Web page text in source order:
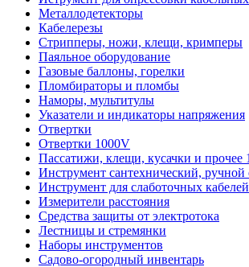
Металлодетекторы
Кабелерезы
Стрипперы, ножи, клещи, кримперы
Паяльное оборудование
Газовые баллоны, горелки
Пломбираторы и пломбы
Наморы, мультитулы
Указатели и индикаторы напряжения
Отвертки
Отвертки 1000V
Пассатижи, клещи, кусачки и прочее
Инструмент сантехнический,
Инструмент для слаботочных кабелей
Измерители расстояния
Средства защиты от электротока
Лестницы и стремянки
Наборы инструментов
Садово-огородный инвентарь